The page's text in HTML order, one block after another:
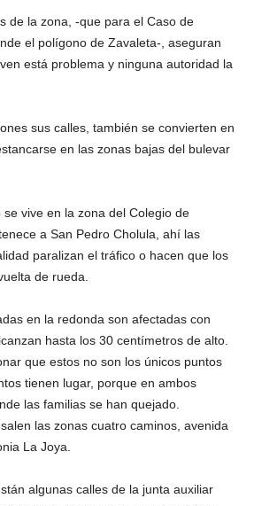
de la zona, -que para el Caso de
el polígono de Zavaleta-, aseguran
está problema y ninguna autoridad la
sus calles, también se convierten en
en las zonas bajas del bulevar
vive en la zona del Colegio de
a San Pedro Cholula, ahí las
paralizan el tráfico o hacen que los
de rueda.
en la redonda son afectadas con
hasta los 30 centímetros de alto.
que estos no son los únicos puntos
tienen lugar, porque en ambos
las familias se han quejado.
las zonas cuatro caminos, avenida
La Joya.
algunas calles de la junta auxiliar